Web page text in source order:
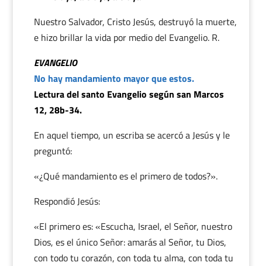
Nuestro Salvador, Cristo Jesús, destruyó la muerte,
e hizo brillar la vida por medio del Evangelio. R.
EVANGELIO
No hay mandamiento mayor que estos.
Lectura del santo Evangelio según san Marcos
12, 28b-34.
En aquel tiempo, un escriba se acercó a Jesús y le
preguntó:
«¿Qué mandamiento es el primero de todos?».
Respondió Jesús:
«El primero es: «Escucha, Israel, el Señor, nuestro
Dios, es el único Señor: amarás al Señor, tu Dios,
con todo tu corazón, con toda tu alma, con toda tu